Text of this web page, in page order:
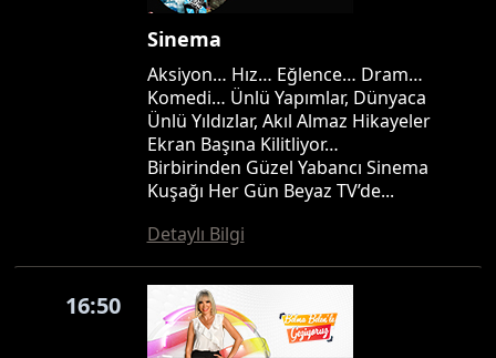
Sinema
Aksiyon… Hız… Eğlence… Dram…
Komedi… Ünlü Yapımlar, Dünyaca
Ünlü Yıldızlar, Akıl Almaz Hikayeler
Ekran Başına Kilitliyor…
Birbirinden Güzel Yabancı Sinema
Kuşağı Her Gün Beyaz TV’de...
Detaylı Bilgi
16:50